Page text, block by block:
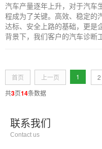
汽车产量逐年上升，对于汽车
程成为了关键。高效、稳定的
达标、安全上路的基础，更是
背景下，我们客户的汽车诊断
首页 上一页 1 2
共3页14条数据
联系我们
Contact us